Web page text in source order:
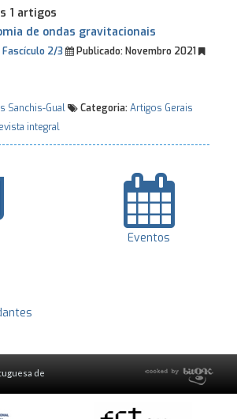
1 artigos
de ondas gravitacionais
2/3 Publicado: Novembro 2021
Sanchis-Gual Categoria:Artigos Gerais
integral
Eventos
de